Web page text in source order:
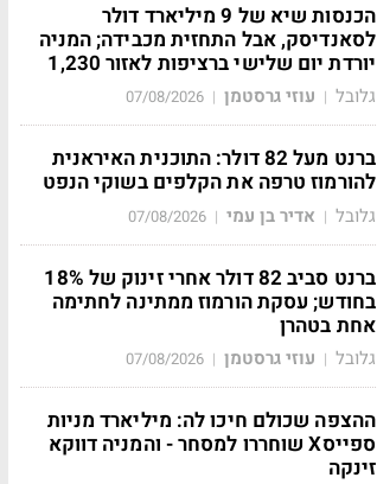
הכנסות שיא של 9 מיליארד דולר
לסאנדיסק, אבל התחזית מכבידה; המניה
יורדת יום שלישי ברציפות לאזור 1,230
גלובל | עוזי גרסטמן |
07/08/2026
ברנט מעל 82 דולר: התוכנית האיראנית
להורמוז טרפה את הקלפים בשוקי הנפט
גלובל | אדיר בן עמי |
07/08/2026
ברנט סביב 82 דולר אחרי זינוק של 18%
בחודש; עסקת הורמוז ממתינה לחתימה
אחת בטהרן
גלובל | עוזי גרסטמן |
07/08/2026
ההצפה שכולם חיכו לה: מיליארד מניות
ספייסX שוחררו למסחר - והמניה דווקא
זינקה